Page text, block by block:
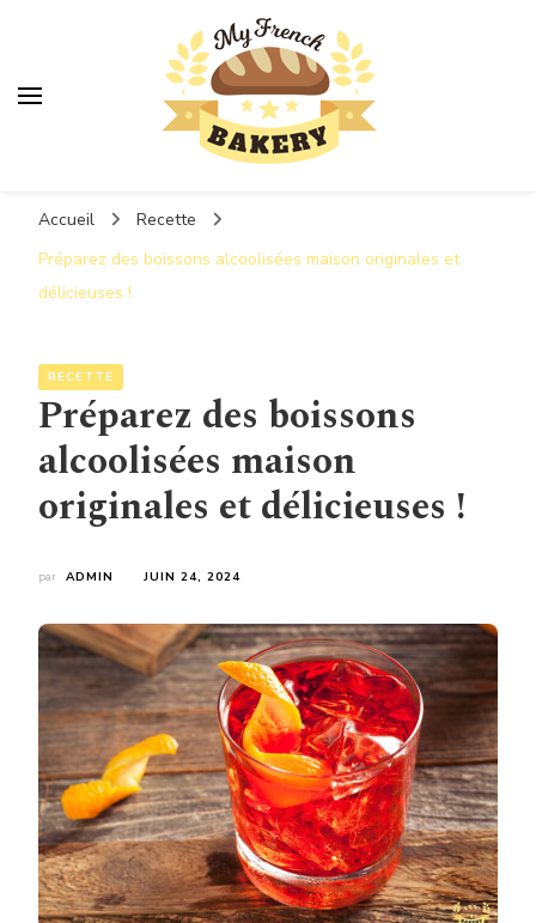
Accueil
Recette
Préparez des boissons alcoolisées maison originales et
délicieuses !
RECETTE
Préparez des boissons
alcoolisées maison
originales et délicieuses !
par ADMIN JUIN 24, 2024